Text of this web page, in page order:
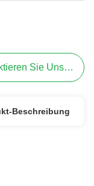
Sie Uns Jetzt
Beschreibung